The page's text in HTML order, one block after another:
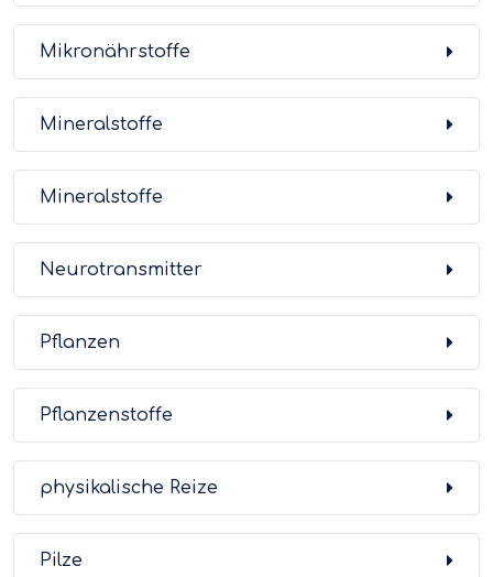
Mikronährstoffe
Mineralstoffe
Mineralstoffe
Neurotransmitter
Pflanzen
Pflanzenstoffe
physikalische Reize
Pilze